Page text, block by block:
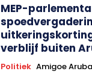
MEP-
verblijf buiten
Politiek Amigoe Aruba